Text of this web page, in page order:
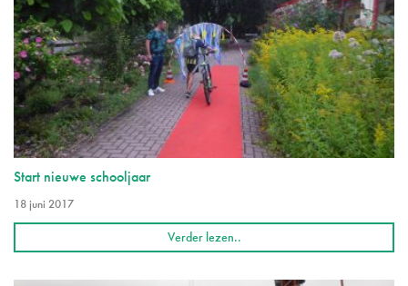
Start nieuwe schooljaar
18 juni 2017
Verder lezen..